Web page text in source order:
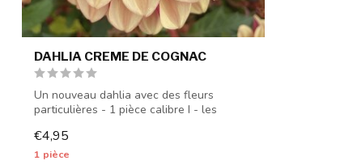
DAHLIA CREME DE COGNAC
Un nouveau dahlia avec des fleurs
particulières - 1 pièce calibre I - les
€4,95
1 pièce